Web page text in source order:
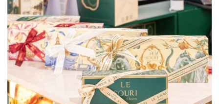
5
บี.กริม ผนึกกำลังครั้งสำคัญ
ร่วม ไอเน็ต ตั้งบริษัทร่วมทุน
“บี.กริม ไอเน็ต” พัฒนา
โครงสร้างพื้นฐานดิจิทัล
และแพลตฟอร์มเทคโนโลยี
ครบวงจรรายแรก มุ่งสู่
อุตสาหกรรม และธุรกิจแห่ง
July 2, 2026 0 52 words